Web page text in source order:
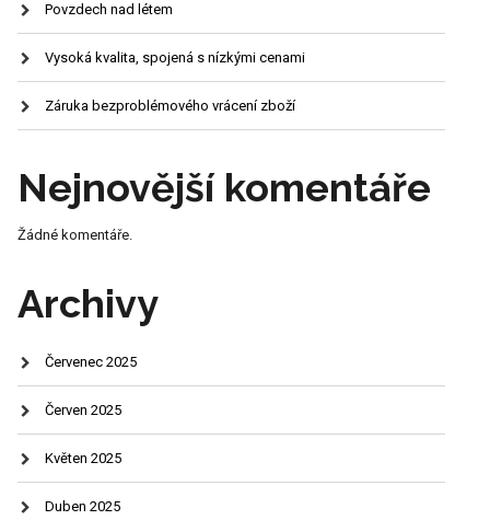
Povzdech nad létem
Vysoká kvalita, spojená s nízkými cenami
Záruka bezproblémového vrácení zboží
Nejnovější komentáře
Žádné komentáře.
Archivy
Červenec 2025
Červen 2025
Květen 2025
Duben 2025